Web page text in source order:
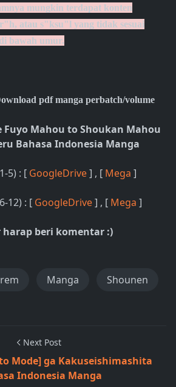
mungkin terdapat konten
atau s"ksu"l yang tidak sesuai
bawah umur.
pdf manga perbatch/volume
Fuyo Mahou to Shoukan Mahou
Bahasa Indonesia Manga
5) : [ GoogleDrive] , [ Mega ]
12) : [ GoogleDrive] , [ Mega ]
harap beri komentar :)
Manga Shounen
Next Post
Mode] ga Kakuseishimashita
Indonesia Manga